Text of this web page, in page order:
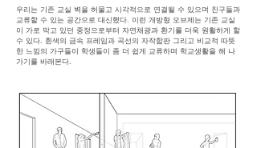
우리는 기존 교실 벽을 허물고 시각적으로 연결될 수 있으며 친구들과
교류할 수 있는 공간으로 대신했다. 이런 개방형 오브제는 기존 교실
이 가로 막고 있던 중정으로부터 자연채광과 환기를 더욱 원활하게 할
수 있다. 흰색의 금속 프레임과 곡선의 자작합판 그리고 비교적 따뜻
한 느낌의 가구들이 학생들이 좀 더 쉽게 교류하며 학교생활을 해 나
가기를 바래본다.